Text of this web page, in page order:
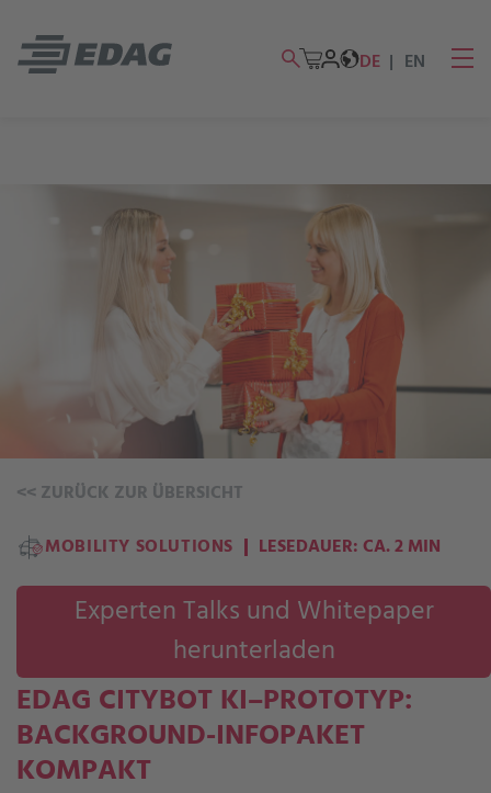
DE EN
<< ZURÜCK ZUR ÜBERSICHT
EDAG CITYBOT KI–PROTOTYP:
BACKGROUND-INFOPAKET
KOMPAKT
MOBILITY SOLUTIONS LESEDAUER: CA. 2 MIN
Experten Talks und Whitepaper
herunterladen